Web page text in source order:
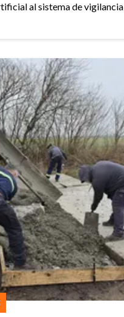
al sistema de vigilancia